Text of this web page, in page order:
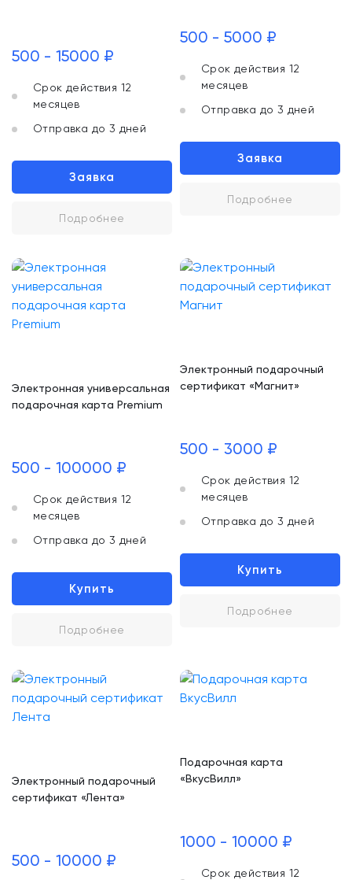
500 - 15000 ₽
Срок действия 12
месяцев
Отправка до 3 дней
Заявка
Подробнее
500 - 5000 ₽
Срок действия 12
месяцев
Отправка до 3 дней
Заявка
Подробнее
Электронная универсальная
подарочная карта Premium
500 - 100000 ₽
Срок действия 12
месяцев
Отправка до 3 дней
Купить
Подробнее
Электронный подарочный
сертификат «Магнит»
500 - 3000 ₽
Срок действия 12
месяцев
Отправка до 3 дней
Купить
Подробнее
Электронный подарочный
сертификат «Лента»
500 - 10000 ₽
Подарочная карта
«ВкусВилл»
1000 - 10000 ₽
Срок действия 12